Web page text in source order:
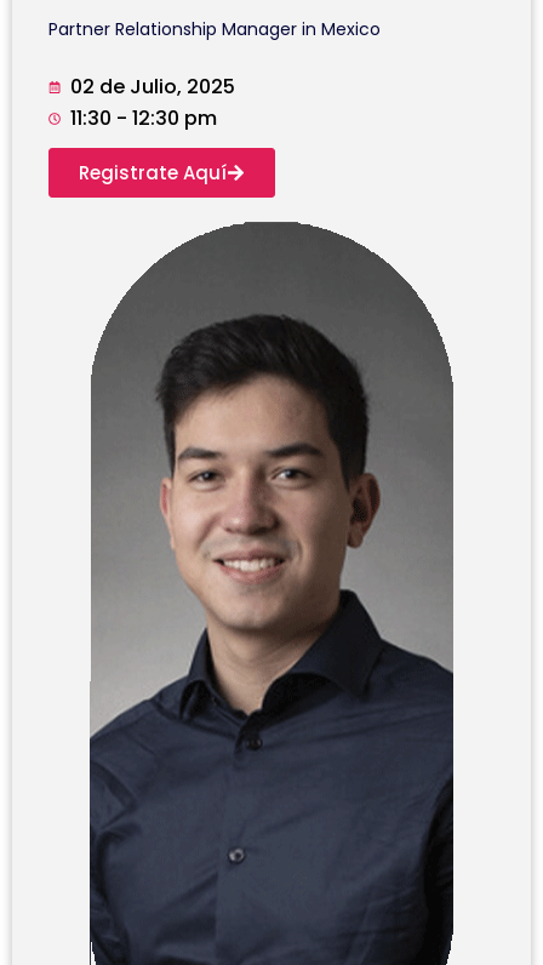
Partner Relationship Manager in Mexico
02 de Julio, 2025
11:30 - 12:30 pm
Registrate Aquí